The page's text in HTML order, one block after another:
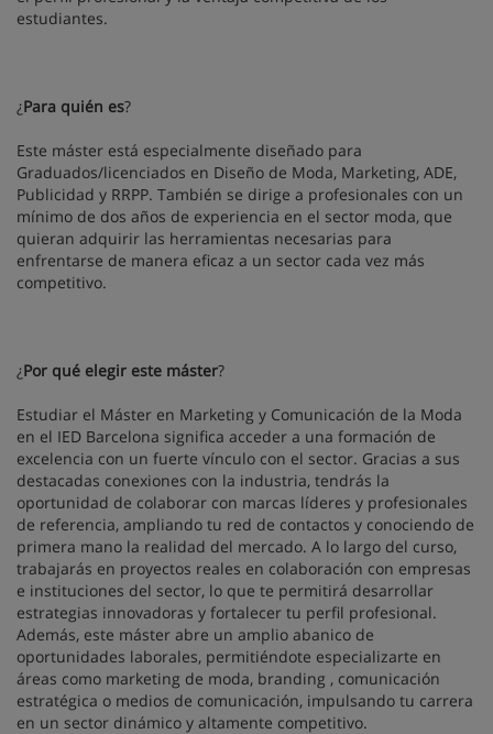
estudiantes.
¿Para quién es?
Este máster está especialmente diseñado para
Graduados/licenciados en Diseño de Moda, Marketing, ADE,
Publicidad y RRPP. También se dirige a profesionales con un
mínimo de dos años de experiencia en el sector moda, que
quieran adquirir las herramientas necesarias para
enfrentarse de manera eficaz a un sector cada vez más
competitivo.
¿Por qué elegir este máster?
Estudiar el Máster en Marketing y Comunicación de la Moda
en el IED Barcelona significa acceder a una formación de
excelencia con un fuerte vínculo con el sector. Gracias a sus
destacadas conexiones con la industria, tendrás la
oportunidad de colaborar con marcas líderes y profesionales
de referencia, ampliando tu red de contactos y conociendo de
primera mano la realidad del mercado. A lo largo del curso,
trabajarás en proyectos reales en colaboración con empresas
e instituciones del sector, lo que te permitirá desarrollar
estrategias innovadoras y fortalecer tu perfil profesional.
Además, este máster abre un amplio abanico de
oportunidades laborales, permitiéndote especializarte en
áreas como marketing de moda, branding , comunicación
estratégica o medios de comunicación, impulsando tu carrera
en un sector dinámico y altamente competitivo.